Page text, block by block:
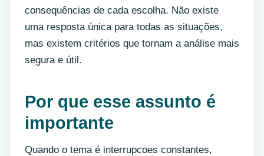
consequências de cada escolha. Não existe
uma resposta única para todas as situações,
mas existem critérios que tornam a análise mais
segura e útil.
Por que esse assunto é
importante
Quando o tema é interrupcoes constantes,